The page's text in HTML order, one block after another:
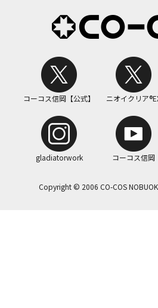
コーコス信岡【公式】 ニオイクリア
gladiatorwork コーコス信岡
Copyright © 2006 CO-COS